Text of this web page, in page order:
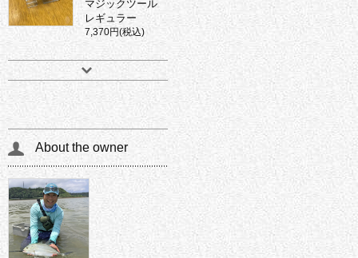
マジックツール
レギュラー
7,370円(税込)
About the owner